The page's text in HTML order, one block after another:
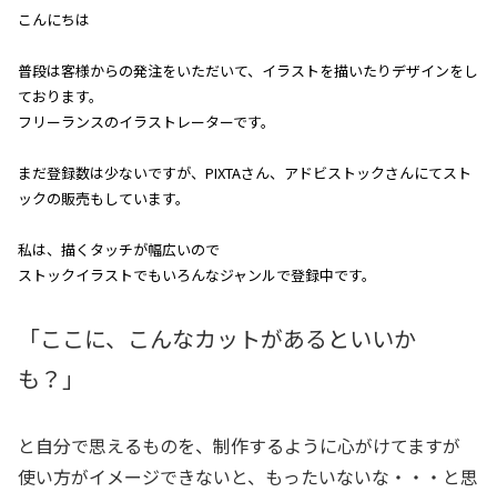
こんにちは
普段は客様からの発注をいただいて、イラストを描いたりデザインをし
ております。
フリーランスのイラストレーターです。
まだ登録数は少ないですが、PIXTAさん、アドビストックさんにてスト
ックの販売もしています。
私は、描くタッチが幅広いので
ストックイラストでもいろんなジャンルで登録中です。
「ここに、こんなカットがあるといいか
も？」
と自分で思えるものを、制作するように心がけてますが
使い方がイメージできないと、もったいないな・・・と思